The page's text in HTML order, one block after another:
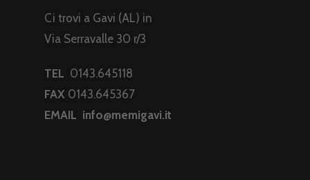
Ci trovi a Gavi (AL) in
Via Serravalle 30 r/3
TEL 0143.645118
FAX 0143.645367
EMAIL info@memigavi.it